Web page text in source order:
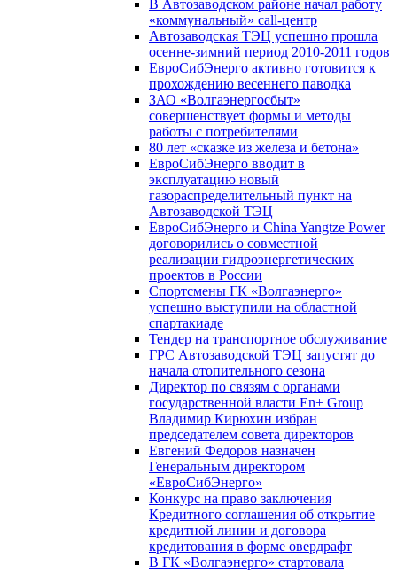
В Автозаводском районе начал работу
«коммунальный» call-центр
Автозаводская ТЭЦ успешно прошла
осенне-зимний период 2010-2011 годов
ЕвроСибЭнерго активно готовится к
прохождению весеннего паводка
ЗАО «Волгаэнергосбыт»
совершенствует формы и методы
работы с потребителями
80 лет «сказке из железа и бетона»
ЕвроСибЭнерго вводит в
эксплуатацию новый
газораспределительный пункт на
Автозаводской ТЭЦ
ЕвроСибЭнерго и China Yangtze Power
договорились о совместной
реализации гидроэнергетических
проектов в России
Спортсмены ГК «Волгаэнерго»
успешно выступили на областной
спартакиаде
Тендер на транспортное обслуживание
ГРС Автозаводской ТЭЦ запустят до
начала отопительного сезона
Директор по связям с органами
государственной власти En+ Group
Владимир Кирюхин избран
председателем совета директоров
Евгений Федоров назначен
Генеральным директором
«ЕвроСибЭнерго»
Конкурс на право заключения
Кредитного соглашения об открытие
кредитной линии и договора
кредитования в форме овердрафт
В ГК «Волгаэнерго» стартовала